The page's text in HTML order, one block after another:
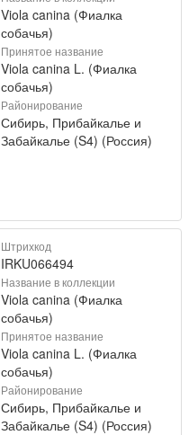
Viola canina (Фиалка
собачья)
Принятое название
Viola canina L. (Фиалка
собачья)
Районирование
Сибирь, Прибайкалье и
Забайкалье (S4) (Россия)
Штрихкод
IRKU066494
Название в коллекции
Viola canina (Фиалка
собачья)
Принятое название
Viola canina L. (Фиалка
собачья)
Районирование
Сибирь, Прибайкалье и
Забайкалье (S4) (Россия)